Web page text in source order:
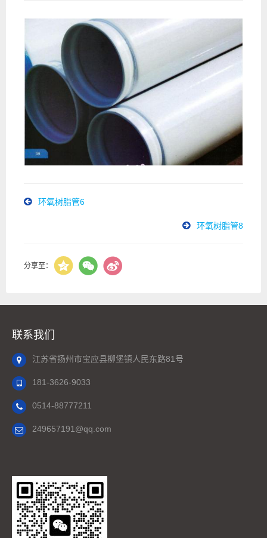
环氧树脂管6
环氧树脂管8
分享至：
联系我们
江苏省扬州市宝应县柳堡镇人民东路81号
181-3626-9033
0514-88777211
249657191@qq.com